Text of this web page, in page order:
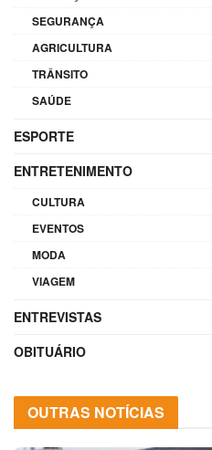
SEGURANÇA
AGRICULTURA
TRÂNSITO
SAÚDE
ESPORTE
ENTRETENIMENTO
CULTURA
EVENTOS
MODA
VIAGEM
ENTREVISTAS
OBITUÁRIO
OUTRAS NOTÍCIAS